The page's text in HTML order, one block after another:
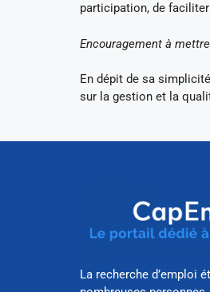
participation, de
Encouragement à
En dépit de sa
sur la gestion et la
La recherche d’emploi